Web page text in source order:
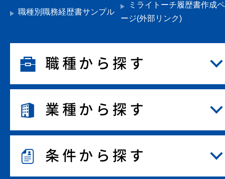
職種別職務経歴書サンプル
ミライトーチ履歴書作成ペ
ージ(外部リンク)
職種から探す
業種から探す
条件から探す